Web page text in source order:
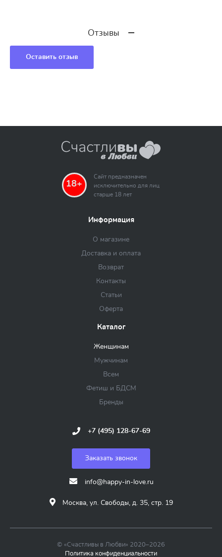
Отзывы
Оставить отзыв
18+
Сайт предназначен
исключительно для лиц
старше 18 лет
Информация
О магазине
Доставка и оплата
Возврат
Контакты
Статьи
Оферта
Каталог
Женщинам
Мужчинам
Всем
Фетиш и БДСМ
Бренды
+7 (495) 128-67-69
Заказать звонок
info@happy-in-love.ru
Москва, ул. Свободы, д. 35, стр. 19
© «Счастливы в Любви» 2020–2026
Политика конфиденциальности